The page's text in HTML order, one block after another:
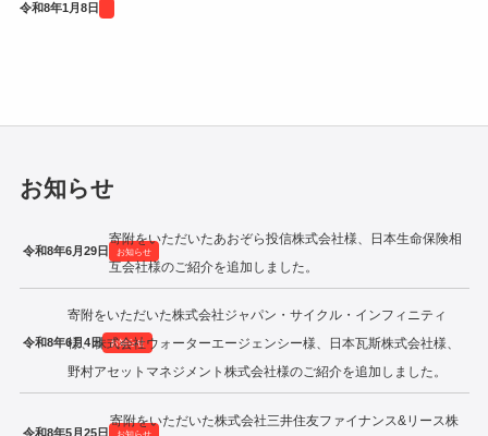
令和8年1月8日
お知らせ
令和8年6月29日 お知らせ
寄附をいただいたあおぞら投信株式会社様、日本生命保険相
互会社様のご紹介を追加しました。
令和8年6月4日 お知らせ
寄附をいただいた株式会社ジャパン・サイクル・インフィニティ
様、株式会社ウォーターエージェンシー様、日本瓦斯株式会社様、
野村アセットマネジメント株式会社様のご紹介を追加しました。
令和8年5月25日 お知らせ
寄附をいただいた株式会社三井住友ファイナンス&リース株